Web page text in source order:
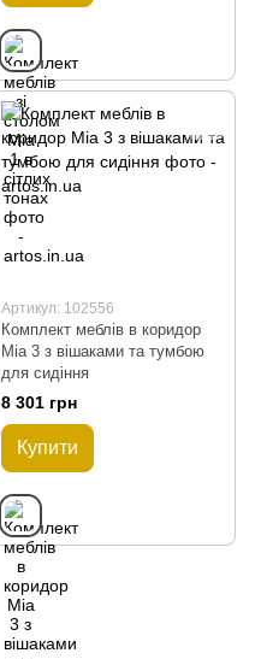
Артикул: 102556
Комплект меблів в коридор
Mia 3 з вішаками та тумбою
для сидіння
8 301 грн
Купити